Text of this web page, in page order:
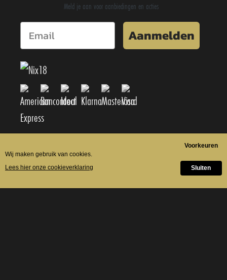
Meld je aan voor aanbiedingen en acties
Aanmelden